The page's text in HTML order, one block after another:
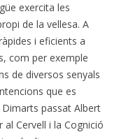
exercita les
de la vellesa. A
i eficients a
com per exemple
de diversos senyals
que es
passat Albert
Cervell i la Cognició